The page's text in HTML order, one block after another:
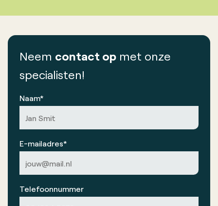
Neem contact op met onze
specialisten!
Naam*
E-mailadres*
Telefoonnummer